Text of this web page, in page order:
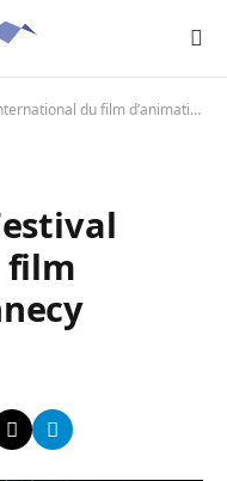
du film d’animation d’Annecy
film